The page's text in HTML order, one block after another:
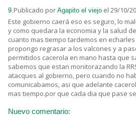
9.Publicado por Agapito el viejo el 29/10/
Este gobierno caerá eso es seguro, lo
y como quedara la economia y la salud
cuanto mas tiempo tardemos en
propongo regrasar a los valcones y a
permitidos cacerola en mano hasta que
sabemos que estan monitorazando la
atacques al gobierno, pero cuando no
comunicabamos, asi que adelante
mas tiempo.por que cada dia que pase
Nuevo comentario: